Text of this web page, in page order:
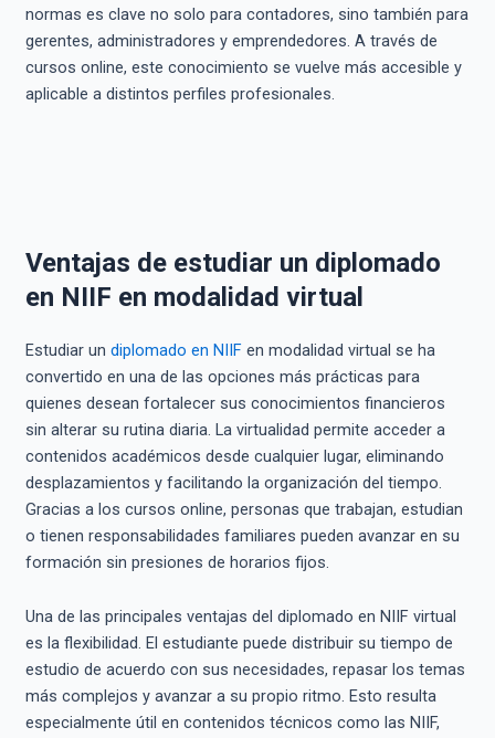
normas es clave no solo para contadores, sino también para
gerentes, administradores y emprendedores. A través de
cursos online, este conocimiento se vuelve más accesible y
aplicable a distintos perfiles profesionales.
Ventajas de estudiar un diplomado
en NIIF en modalidad virtual
Estudiar un diplomado en NIIFen modalidad virtual se ha
convertido en una de las opciones más prácticas para
quienes desean fortalecer sus conocimientos financieros
sin alterar su rutina diaria. La virtualidad permite acceder a
contenidos académicos desde cualquier lugar, eliminando
desplazamientos y facilitando la organización del tiempo.
Gracias a los cursos online, personas que trabajan, estudian
o tienen responsabilidades familiares pueden avanzar en su
formación sin presiones de horarios fijos.
Una de las principales ventajas del diplomado en NIIF virtual
es la flexibilidad. El estudiante puede distribuir su tiempo de
estudio de acuerdo con sus necesidades, repasar los temas
más complejos y avanzar a su propio ritmo. Esto resulta
especialmente útil en contenidos técnicos como las NIIF,